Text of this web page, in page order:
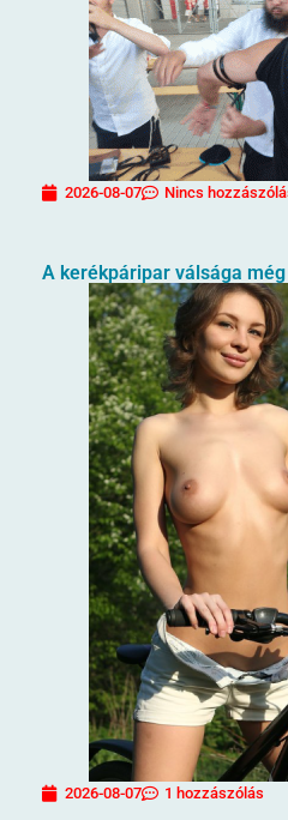
2026-08-07 Nincs
A kerékpáripar válsága
2026-08-07 1 hozzászólás